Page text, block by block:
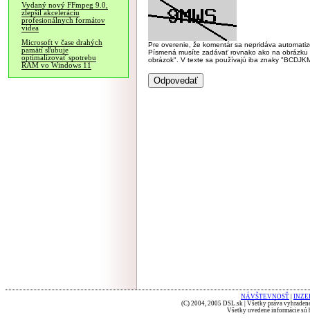
Vydaný nový FFmpeg 9.0,
zlepšil akceleráciu
profesionálnych formátov
videa
Microsoft v čase drahých
pamätí sľubuje
optimalizovať spotrebu
RAM vo Windows 11
Pre overenie, že komentár sa nepridáva
Písmená musíte zadávať rovnako ako na
obrázok". V texte sa používajú iba znaky
NÁVŠTEVNOSŤ
(C) 2004, 2005 DSL.sk | Všetky práva
Všetky uvedené informácie sú